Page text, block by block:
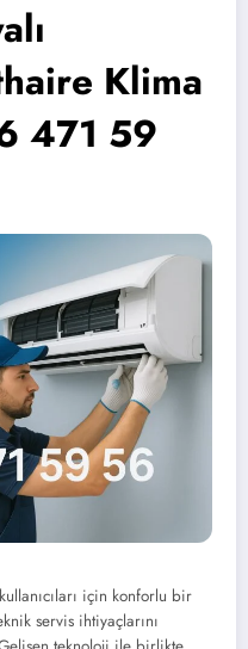
Klima
471 59
için konforlu bir
servis ihtiyaçlarını